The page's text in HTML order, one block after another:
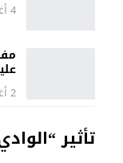
4 أغسطس 2026
2 أغسطس 2026
تأثير